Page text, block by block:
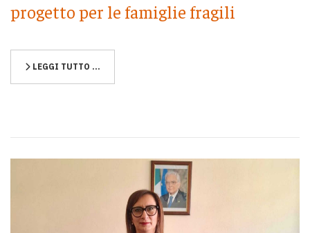
progetto per le famiglie fragili
LEGGI TUTTO …